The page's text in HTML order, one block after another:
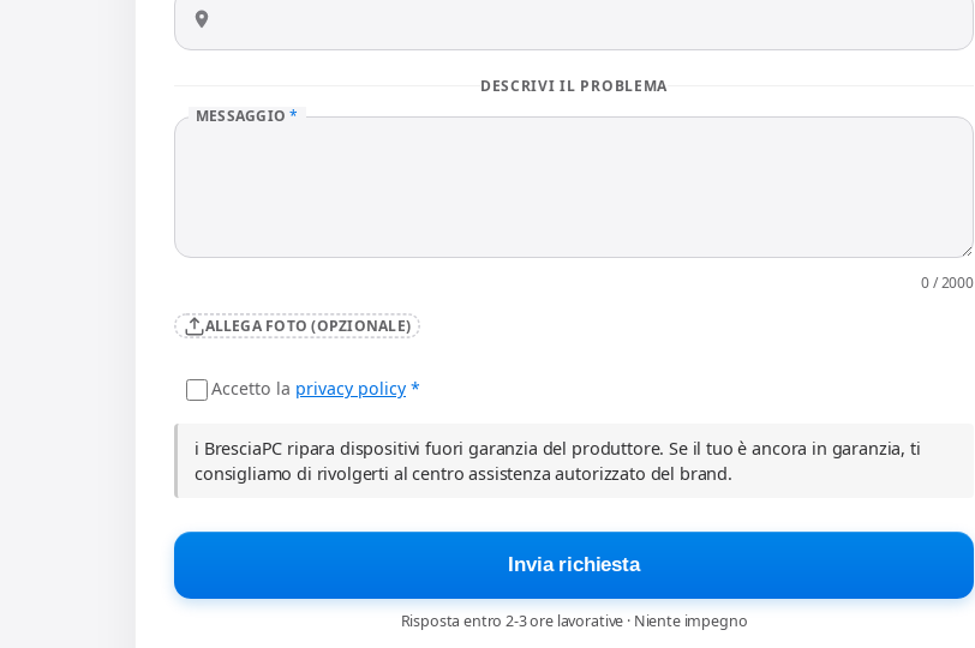
DESCRIVI IL PROBLEMA
MESSAGGIO*
0 / 2000
ALLEGA FOTO (OPZIONALE)
Accetto la privacy policy *
ℹ️ BresciaPC ripara dispositivi fuori garanzia del produttore. Se il tuo è ancora in garanzia, ti
consigliamo di rivolgerti al centro assistenza autorizzato del brand.
Invia richiesta
Risposta entro 2-3 ore lavorative · Niente impegno